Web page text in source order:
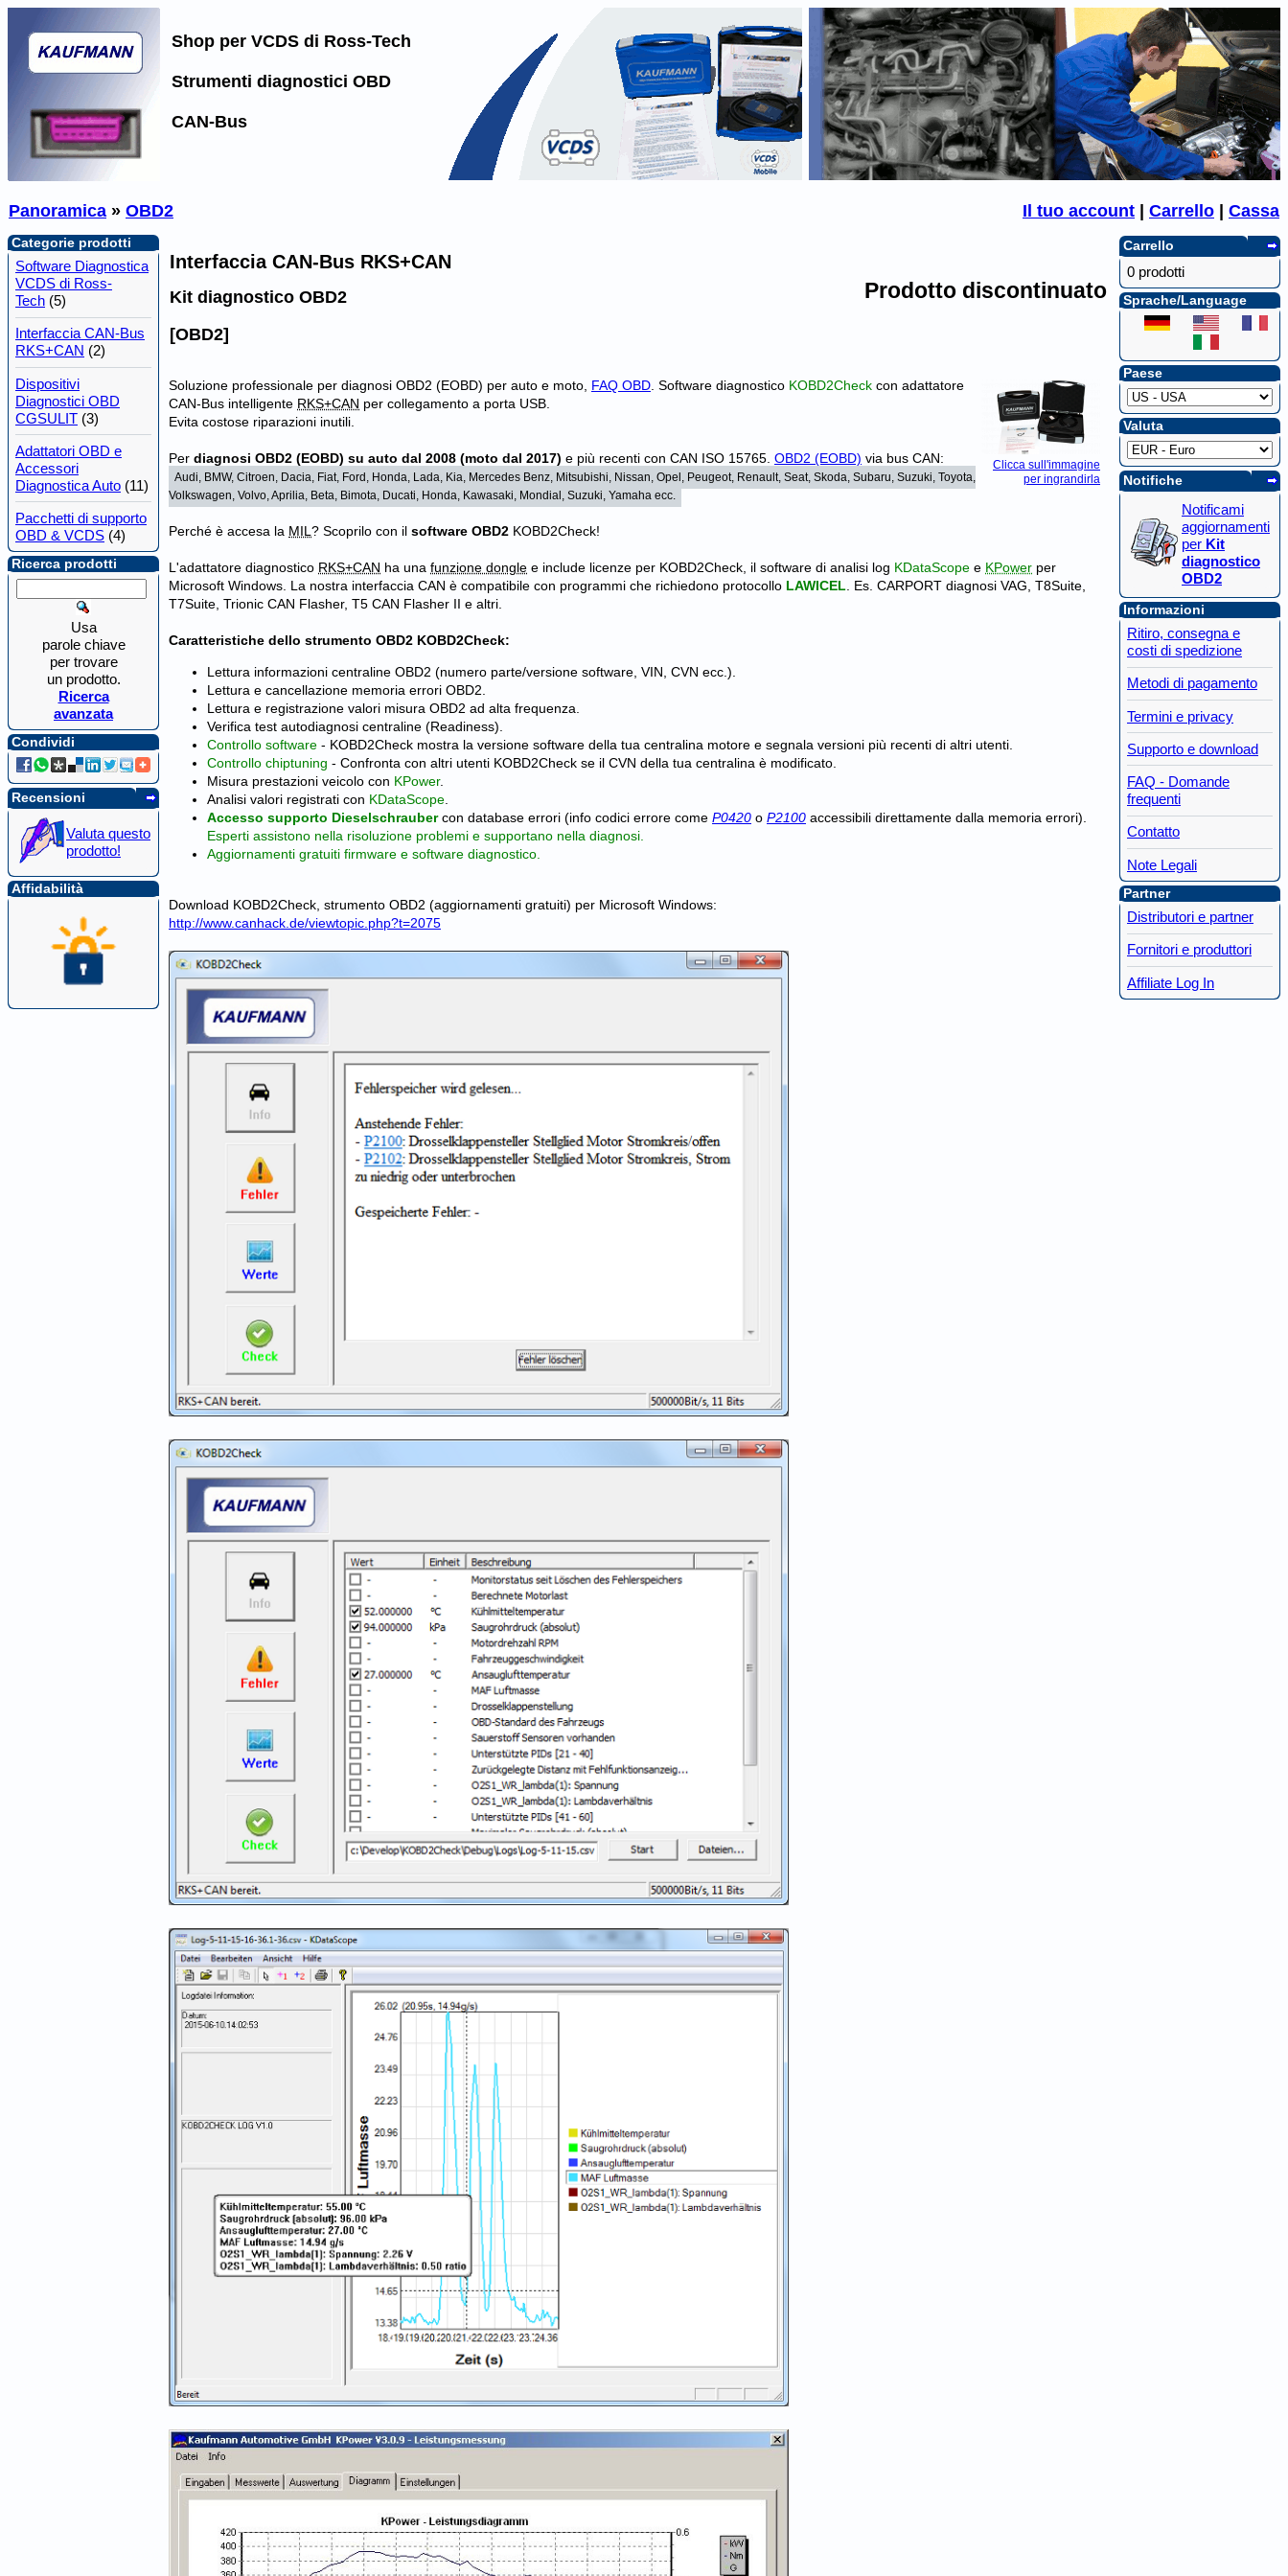
Shop per VCDS di Ross-Tech
Strumenti diagnostici OBD
CAN-Bus
Panoramica » OBD2 Il tuo account Carrello Cassa
Categorie prodotti
Software Diagnostica
VCDS di Ross-
Tech (5)
Interfaccia CAN-Bus
RKS+CAN (2)
Dispositivi
Diagnostici OBD
CGSULIT (3)
Adattatori OBD e
Accessori
Diagnostica Auto (11)
Pacchetti di supporto
OBD & VCDS (4)
Ricerca prodotti
Usa
parole chiave
per trovare
un prodotto.
Ricerca
avanzata
Condividi
Recensioni
Valuta questo
prodotto!
Affidabilità
Interfaccia CAN-Bus RKS+CAN
Kit diagnostico OBD2
[OBD2]
Prodotto discontinuato
Clicca sull'immagine
per ingrandirla
Soluzione professionale per diagnosi OBD2 (EOBD) per auto e moto, FAQ OBD . Software diagnostico KOBD2Check con adattatore
CAN-Bus intelligente RKS+CAN per collegamento a porta USB.
Evita costose riparazioni inutili.
Per diagnosi OBD2 (EOBD) su auto dal 2008 (moto dal 2017) e più recenti con CAN ISO 15765. OBD2 (EOBD) via bus CAN:
Audi, BMW, Citroen, Dacia, Fiat, Ford, Honda, Lada, Kia, Mercedes Benz, Mitsubishi, Nissan, Opel, Peugeot, Renault, Seat, Skoda, Subaru, Suzuki, Toyota,
Volkswagen, Volvo, Aprilia, Beta, Bimota, Ducati, Honda, Kawasaki, Mondial, Suzuki, Yamaha ecc.
Perché è accesa la MIL ? Scoprilo con il software OBD2 KOBD2Check!
L'adattatore diagnostico RKS+CAN ha una funzione dongle e include licenze per KOBD2Check, il software di analisi log KDataScope e KPower per
Microsoft Windows. La nostra interfaccia CAN è compatibile con programmi che richiedono protocollo LAWICEL . Es. CARPORT diagnosi VAG, T8Suite,
T7Suite, Trionic CAN Flasher, T5 CAN Flasher II e altri.
Caratteristiche dello strumento OBD2 KOBD2Check:
Lettura informazioni centraline OBD2 (numero parte/versione software, VIN, CVN ecc.).
Lettura e cancellazione memoria errori OBD2.
Lettura e registrazione valori misura OBD2 ad alta frequenza.
Verifica test autodiagnosi centraline (Readiness).
Controllo software - KOBD2Check mostra la versione software della tua centralina motore e segnala versioni più recenti di altri utenti.
Controllo chiptuning - Confronta con altri utenti KOBD2Check se il CVN della tua centralina è modificato.
Misura prestazioni veicolo con KPower.
Analisi valori registrati con KDataScope.
Accesso supporto Dieselschraubercon database errori (info codici errore come P0420 o P2100 accessibili direttamente dalla memoria errori).
Esperti assistono nella risoluzione problemi e supportano nella diagnosi.
Aggiornamenti gratuiti firmware e software diagnostico.
Download KOBD2Check, strumento OBD2 (aggiornamenti gratuiti) per Microsoft Windows:
http://www.canhack.de/viewtopic.php?t=2075
Carrello
0 prodotti
Sprache/Language
Paese
Valuta
Notifiche
Notificami
aggiornamenti
per Kit
diagnostico
OBD2
Informazioni
Ritiro, consegna e
costi di spedizione
Metodi di pagamento
Termini e privacy
Supporto e download
FAQ - Domande
frequenti
Contatto
Note Legali
Partner
Distributori e partner
Fornitori e produttori
Affiliate Log In